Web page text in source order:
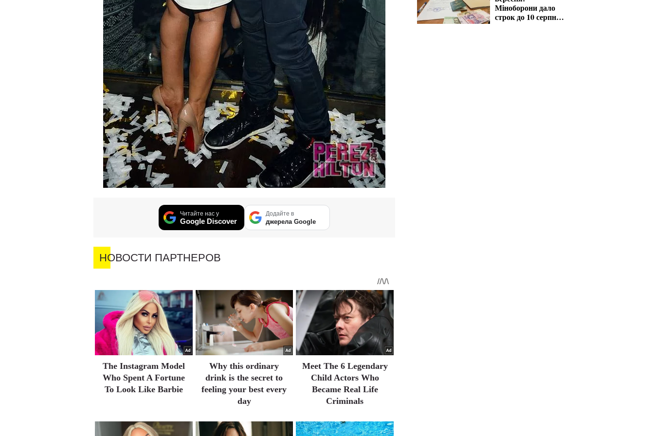
Читайте нас у
Google Discover
Додайте в
джерела Google
НОВОСТИ ПАРТНЕРОВ
The Instagram Model
Who Spent A Fortune
To Look Like Barbie
Why this ordinary
drink is the secret to
feeling your best every
day
Meet The 6 Legendary
Child Actors Who
Became Real Life
Criminals
Міноборони дало
строк до 10 серпня